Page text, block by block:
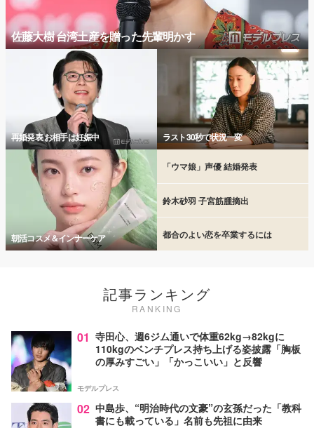
佐藤大樹 台湾土産を贈った先輩明かす
再婚発表 お相手は妊娠中 ラスト30秒で状況一変
朝活コスメ＆インナーケア
「ウマ娘」声優 結婚発表
鈴木砂羽 子宮筋腫摘出
都合のよい恋を卒業するには
記事ランキング
RANKING
01 寺田心、週6ジム通いで体重62kg→82kgに
110kgのベンチプレス持ち上げる姿披露「胸板
の厚みすごい」「かっこいい」と反響
モデルプレス
02 中島歩、“明治時代の文豪”の玄孫だった「教科
書にも載っている」名前も先祖に由来